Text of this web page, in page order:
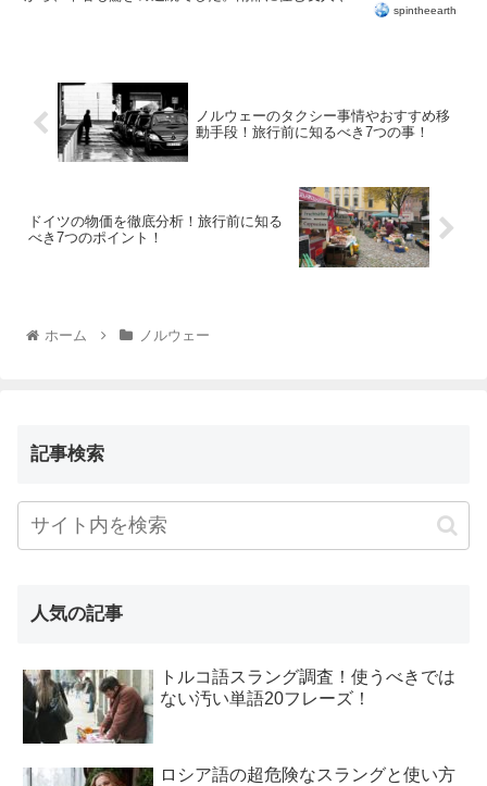
spintheearth
ノルウェーのタクシー事情やおすすめ移
動手段！旅行前に知るべき7つの事！
ドイツの物価を徹底分析！旅行前に知る
べき7つのポイント！
ホーム ノルウェー
記事検索
人気の記事
トルコ語スラング調査！使うべきでは
ない汚い単語20フレーズ！
ロシア語の超危険なスラングと使い方